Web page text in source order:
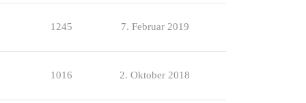
1245 7. Februar 2019
1016 2. Oktober 2018